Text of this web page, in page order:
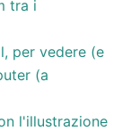
tra i
per vedere (e
(a
l'illustrazione